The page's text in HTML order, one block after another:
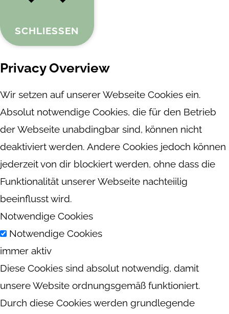
SCHLIESSEN
Privacy Overview
Wir setzen auf unserer Webseite Cookies ein.
Absolut notwendige Cookies, die für den Betrieb
der Webseite unabdingbar sind, können nicht
deaktiviert werden. Andere Cookies jedoch können
jederzeit von dir blockiert werden, ohne dass die
Funktionalität unserer Webseite nachteiilig
beeinflusst wird.
Notwendige Cookies
Notwendige Cookies
immer aktiv
Diese Cookies sind absolut notwendig, damit
unsere Website ordnungsgemäß funktioniert.
Durch diese Cookies werden grundlegende